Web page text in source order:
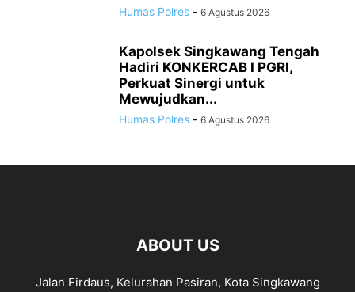
Humas Polres - 6 Agustus 2026
Kapolsek Singkawang Tengah
Hadiri KONKERCAB I PGRI,
Perkuat Sinergi untuk
Mewujudkan...
Humas Polres - 6 Agustus 2026
ABOUT US
Jalan Firdaus, Kelurahan Pasiran, Kota Singkawang